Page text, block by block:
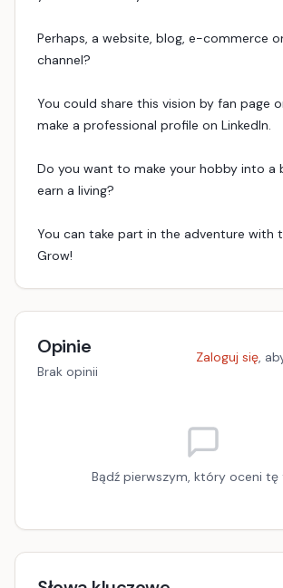
Perhaps, a website, blog, e-commerce
channel?
You could share this vision by fan page
make a professional profile on LinkedIn.
Do you want to make your hobby into a
earn a living?
You can take part in the adventure with
Grow!
Opinie
Brak opinii
Zaloguj się,
Bądź pierwszym, który oceni tę